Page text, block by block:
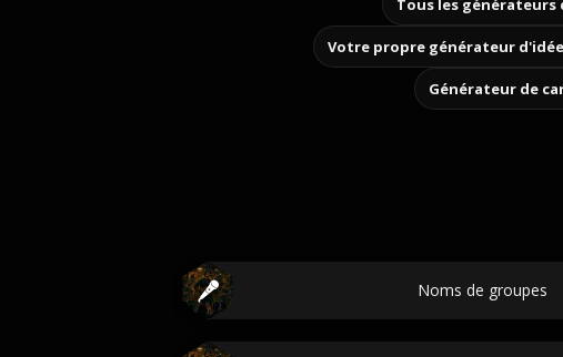
Tous les générateurs
Votre propre générateur
Générateur de
Noms de groupes